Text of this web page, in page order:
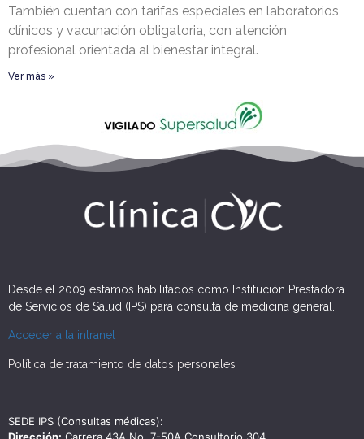
También cuentan con tarifas especiales en laboratorios
clínicos y vacunación obligatoria, con atención
profesional orientada al bienestar integral.
Ver más »
Desde el 2009 estamos habilitados como Institución Prestadora
de Servicios de Salud (IPS) para consulta de medicina general.
Acceder a la intranet
Política de tratamiento de datos personales
SEDE IPS (Consultas médicas):